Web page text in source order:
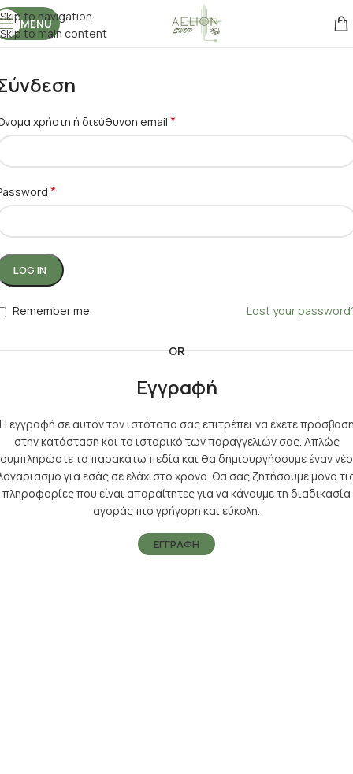
Skip to navigation
Skip to main content
MENU
χρήστη ή διεύθυνση email *
*
LOG IN
Lost your
Remember me
OR
Εγγραφή
εγγραφή σε αυτόν τον ιστότοπο σας επιτρέπει να έχετε
στην κατάσταση και το ιστορικό των παραγγελιών σας. Απλώς
συμπληρώστε τα παρακάτω πεδία και θα δημιουργήσουμε έναν νέο
για εσάς σε ελάχιστο χρόνο. Θα σας ζητήσουμε μόνο
πληροφορίες που είναι απαραίτητες για να κάνουμε τη διαδικασία
αγοράς πιο γρήγορη και εύκολη.
ΕΓΓΡΑΦΉ